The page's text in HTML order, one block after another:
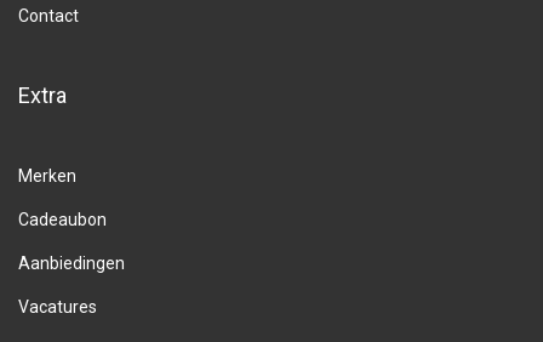
Contact
Extra
Merken
Cadeaubon
Aanbiedingen
Vacatures